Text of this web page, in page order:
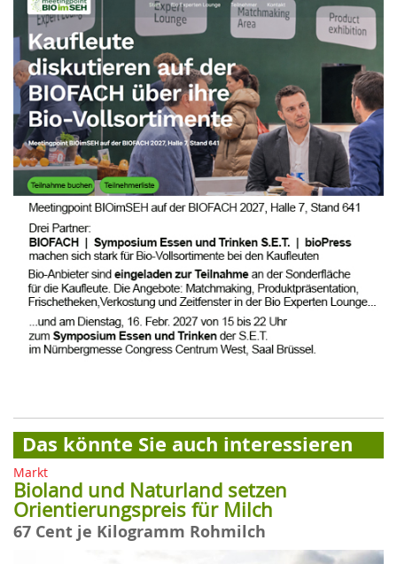
Das könnte Sie auch interessieren
Markt
Bioland und Naturland setzen
Orientierungspreis für Milch
67 Cent je Kilogramm Rohmilch